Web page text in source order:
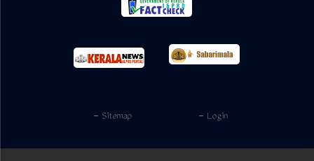
- Login
- Sitemap